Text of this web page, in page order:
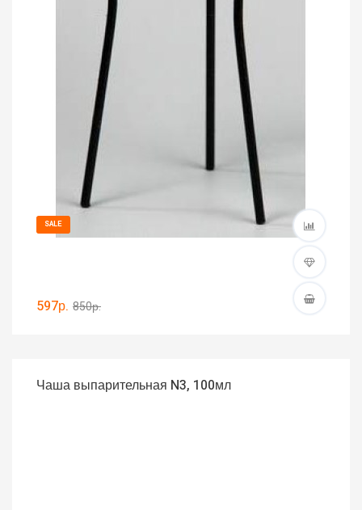
SALE
597р. 850р.
Чаша выпарительная N3, 100мл